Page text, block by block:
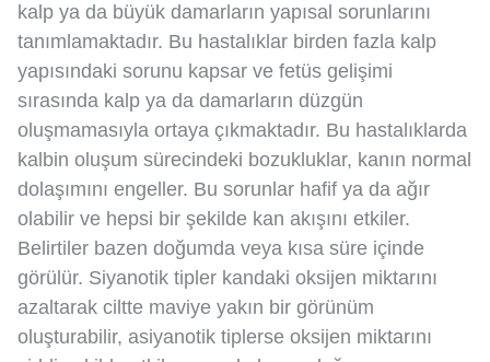
kalp ya da büyük damarların yapısal sorunlarını
tanımlamaktadır. Bu hastalıklar birden fazla kalp
yapısındaki sorunu kapsar ve fetüs gelişimi
sırasında kalp ya da damarların düzgün
oluşmamasıyla ortaya çıkmaktadır. Bu hastalıklarda
kalbin oluşum sürecindeki bozukluklar, kanın normal
dolaşımını engeller. Bu sorunlar hafif ya da ağır
olabilir ve hepsi bir şekilde kan akışını etkiler.
Belirtiler bazen doğumda veya kısa süre içinde
görülür. Siyanotik tipler kandaki oksijen miktarını
azaltarak ciltte maviye yakın bir görünüm
oluşturabilir, asiyanotik tiplerse oksijen miktarını